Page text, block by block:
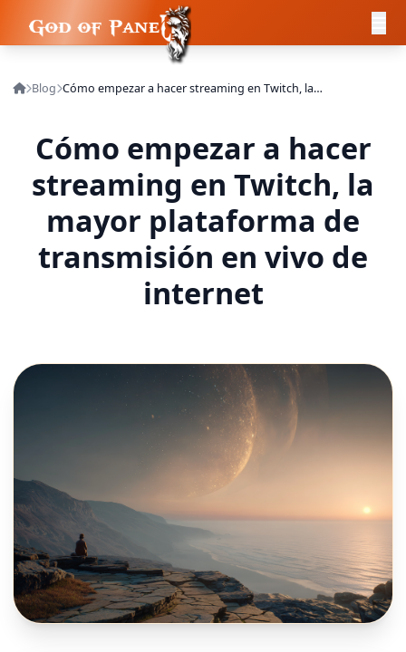
Blog Cómo empezar a hacer streaming en Twitch, la mayor plataforma de transmisión en vivo de internet
Cómo empezar a hacer
streaming en Twitch, la
mayor plataforma de
transmisión en vivo de
internet